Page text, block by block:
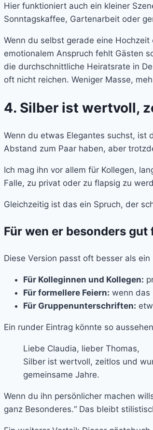
Hier funktioniert auch ein kleiner
Sonntagskaffee, Gartenarbeit oder
Wenn du selbst gerade eine
emotionalem Anspruch fehlt Gästen
die durchschnittliche Heiratsrate in
oft nicht reichen. Weniger Masse,
4. Silber ist wertvoll,
Wenn du etwas Elegantes suchst, ist
Abstand zum Paar haben, aber
Ich mag ihn vor allem für Kollegen,
Falle, zu privat oder zu flapsig zu
Gleichzeitig ist das ein Spruch, der
Für wen er besonders
Diese Version passt oft besser als ein
Für Kolleginnen und Kollegen:
Für formellere Feiern: wenn das
Für Gruppenunterschriften:
Ein runder Eintrag könnte so
Liebe Claudia, lieber Thomas,
Silber ist wertvoll, zeitlos und
gemeinsame Jahre.
Wenn du ihn persönlicher machen
ganz Besonderes.“ Das bleibt